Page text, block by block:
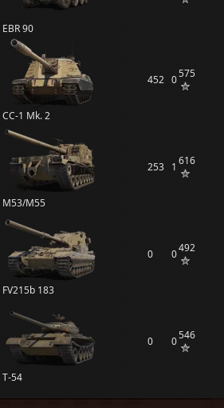
EBR 90
CC-1 Mk. 2
452 0575
M53/M55
253 1 616
FV215b 183
0 0492
Т-54
0 0546